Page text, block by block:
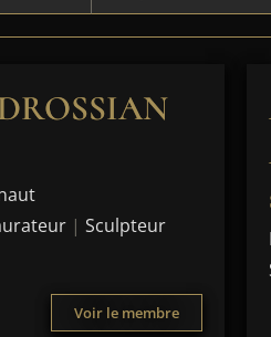
|Sculpteur
Voir le membre